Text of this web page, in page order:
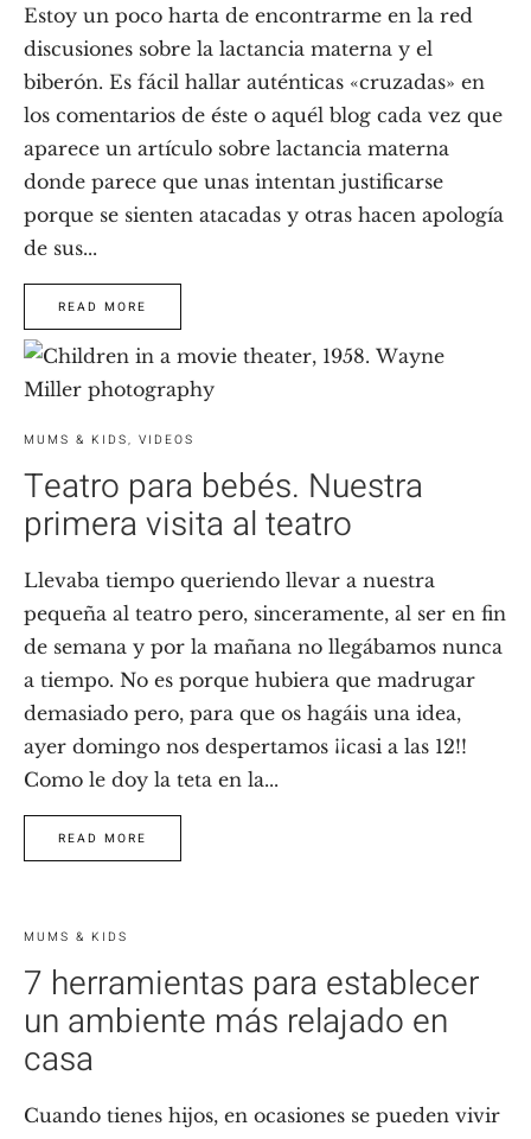
Estoy un poco harta de encontrarme en la red
discusiones sobre la lactancia materna y el
biberón. Es fácil hallar auténticas «cruzadas» en
los comentarios de éste o aquél blog cada vez que
aparece un artículo sobre lactancia materna
donde parece que unas intentan justificarse
porque se sienten atacadas y otras hacen apología
de sus...
READ MORE
MUMS & KIDS, VIDEOS
Teatro para bebés. Nuestra
primera visita al teatro
Llevaba tiempo queriendo llevar a nuestra
pequeña al teatro pero, sinceramente, al ser en fin
de semana y por la mañana no llegábamos nunca
a tiempo. No es porque hubiera que madrugar
demasiado pero, para que os hagáis una idea,
ayer domingo nos despertamos ¡¡casi a las 12!!
Como le doy la teta en la...
READ MORE
MUMS & KIDS
7 herramientas para establecer
un ambiente más relajado en
casa
Cuando tienes hijos, en ocasiones se pueden vivir